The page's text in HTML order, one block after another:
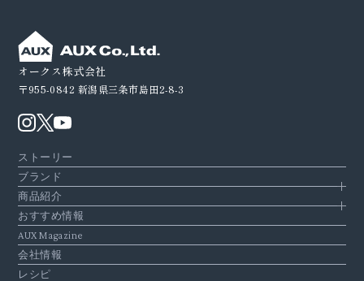
オークス株式会社
〒955-0842 新潟県三条市島田2-8-3
ストーリー
ブランド
商品紹介
おすすめ情報
AUX Magazine
会社情報
レシピ